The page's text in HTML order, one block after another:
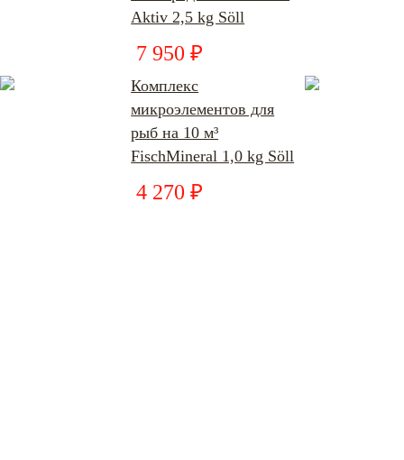
Aktiv 2,5 kg Söll
7 950 ₽
Комплекс
микроэлементов для
рыб на 10 м³
FischMineral 1,0 kg Söll
4 270 ₽